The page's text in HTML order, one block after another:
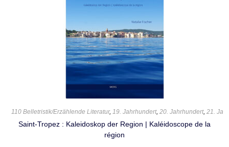
110 Belletristik/Erzählende Literatur,19. Jahrhundert,20. Jahrhundert,21.
Saint-Tropez : Kaleidoskop der Region | Kaléidoscope de la
région